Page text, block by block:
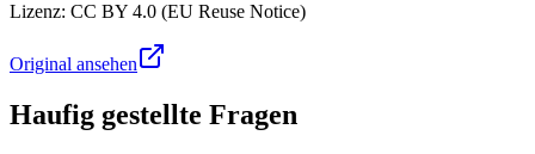
Lizenz: CC BY 4.0 (EU Reuse Notice)
Original ansehen
Haufig gestellte Fragen